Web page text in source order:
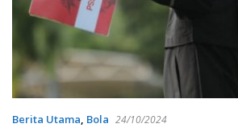
Berita Utama, Bola 24/10/2024